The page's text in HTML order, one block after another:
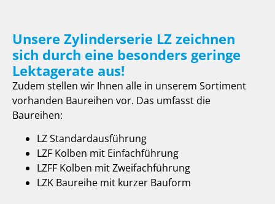
Unsere Zylinderserie LZ zeichnen
sich durch eine besonders geringe
Lektagerate aus!
Zudem stellen wir Ihnen alle in unserem Sortiment
vorhanden Baureihen vor. Das umfasst die
Baureihen:
LZ Standardausführung
LZF Kolben mit Einfachführung
LZFF Kolben mit Zweifachführung
LZK Baureihe mit kurzer Bauform